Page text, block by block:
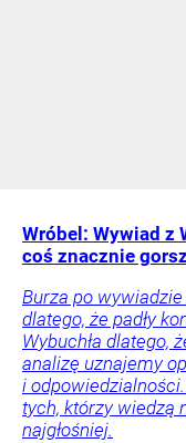
Wróbel: Wywiad z
coś znacznie
Burza po wywiadzie
dlatego, że padły
Wybuchła dlatego,
analizę uznajemy
i
tych, którzy wiedzą
najgłośniej.